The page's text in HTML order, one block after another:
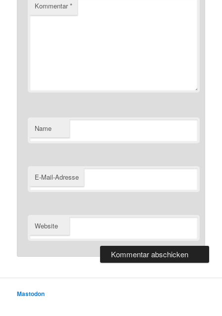
Kommentar*
Name
E-Mail-Adresse
Website
Mastodon